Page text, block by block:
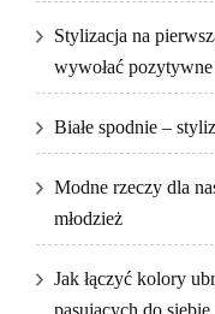
Stylizacja na
wywołać
Białe spodnie –
Modne rzeczy dla
młodzież
Jak łączyć kolory
pasujących do siebie